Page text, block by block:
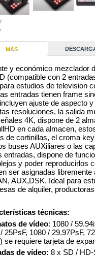
MÁS
y económico mezclador
(compatible con 2
estudios de television
entradas tienen frame
ajuste de aspecto
resoluciones, la salida
4K, dispone de 2
en cada almacen,
de cortinillas, el croma
buses AUXiliares o las
entradas, dispone de
y poder reproducirlos
ser asignadas
AUX,DSK. Ideal para
de alquiler,
técnicas:
de vídeo: 1080 /
25PsF, 1080 / 29.97PsF,
se requiere tarjeta de
de vídeo: 8 x SD /